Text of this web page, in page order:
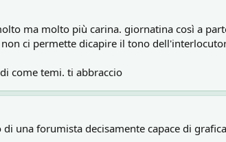
ma molto più carina. giornatina così a
ci permette dicapire il tono
come temi. ti abbraccio
una forumista decisamente capace di